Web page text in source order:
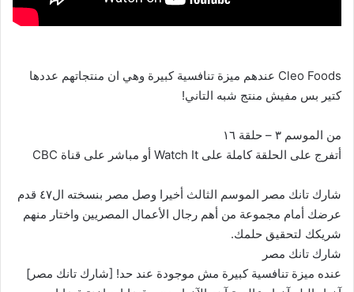
Cleo Foods عندهم ميزة تنافسية كبيرة وهي ان منتجاتهم عددها
كتير بس مفيش منتج شبه التاني!
من الموسم ٣ – حلقة ١٦
أتفرج على الحلقة كاملة على Watch It أو مباشر على قناة CBC
شارك تانك مصر الموسم الثالث أخيرا وصل مصر بنسخته ال٤٧ قدم
عرضك أمام مجموعة من أهم رجال الأعمال المصريين واختار منهم
شريكك لتحقيق حلمك.
شارك تانك مصر
عنده ميزة تنافسية كبيرة مش موجودة عند حد! [شارك تانك مصر]